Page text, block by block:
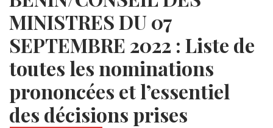
MINISTRES DU 07
SEPTEMBRE 2022 : Liste de
toutes les nominations
prononcées et l’essentiel
des décisions prises